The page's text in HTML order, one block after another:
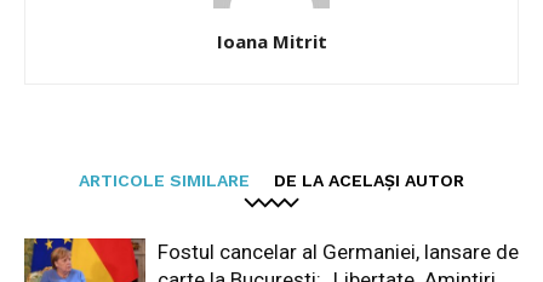
Ioana Mitrit
ARTICOLE SIMILARE DE LA ACELAȘI AUTOR
Fostul cancelar al Germaniei, lansare de